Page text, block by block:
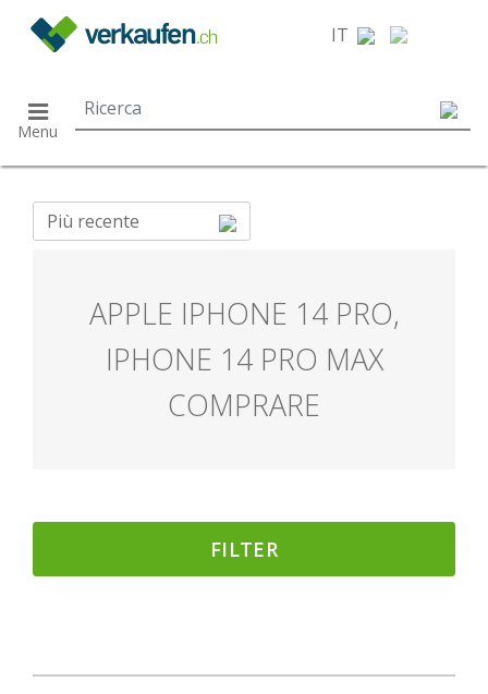
IT
Menu
Più recente
APPLE IPHONE 14 PRO,
IPHONE 14 PRO MAX
COMPRARE
FILTER